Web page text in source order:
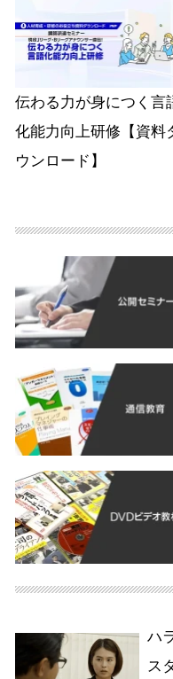
伝わる力が身につく言
化能力向上研修【資料
ウンロード】
ハ
ス